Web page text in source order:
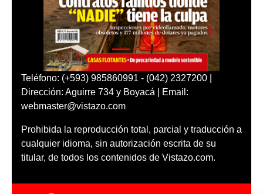
Teléfono: (+593) 985860991 - (042) 2327200 |
Dirección: Aguirre 734 y Boyacá | Email:
webmaster@vistazo.com
Prohibida la reproducción total, parcial y traducción a
cualquier idioma, sin autorización escrita de su
titular, de todos los contenidos de Vistazo.com.